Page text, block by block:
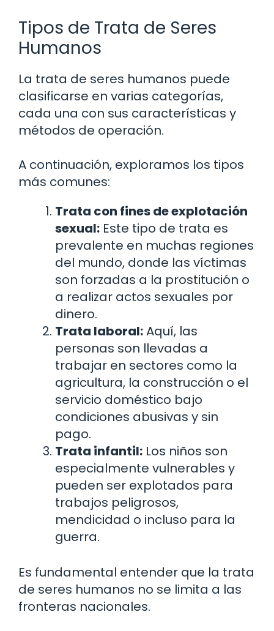
Tipos de Trata de Seres
Humanos
La trata de seres humanos puede
clasificarse en varias categorías,
cada una con sus características y
métodos de operación.
A continuación, exploramos los tipos
más comunes:
Trata con fines de explotación
sexual: Este tipo de trata es
prevalente en muchas regiones
del mundo, donde las víctimas
son forzadas a la prostitución o
a realizar actos sexuales por
dinero.
Trata laboral:Aquí, las
personas son llevadas a
trabajar en sectores como la
agricultura, la construcción o el
servicio doméstico bajo
condiciones abusivas y sin
pago.
Trata infantil: Los niños son
especialmente vulnerables y
pueden ser explotados para
trabajos peligrosos,
mendicidad o incluso para la
guerra.
Es fundamental entender que la trata
de seres humanos no se limita a las
fronteras nacionales.